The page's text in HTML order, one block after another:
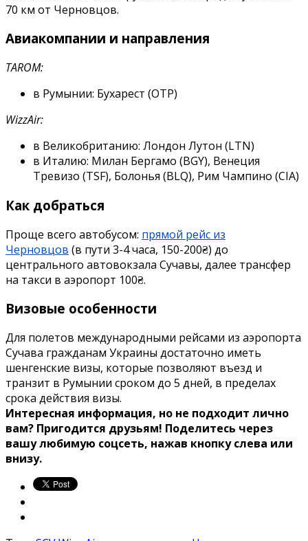
SCV).
Как
улететь
направления:
Венеция,
Рим,
Болонья
70 км от Черновцов.
Авиакомпании и направления
TAROM:
в Румынии: Бухарест (OTP)
WizzAir:
в Великобританию: Лондон Лутон (LTN)
в Италию: Милан Бергамо (BGY), Венеция
Тревизо (TSF), Болонья (BLQ), Рим Чампино (CIA)
Как добраться
Проще всего автобусом: прямой рейс из
Черновцов (в пути 3-4 часа, 150-200₴) до
центрального автовокзала Сучавы, далее трансфер
на такси в аэропорт 100₴.
Визовые особенности
Для полетов международными рейсами из аэропорта
Сучава гражданам Украины достаточно иметь
шенгенские визы, которые позволяют въезд и
транзит в Румынии сроком до 5 дней, в пределах
срока действия визы.
Интересная информация, но не подходит лично
вам? Пригодится друзьям! Поделитесь через
вашу любимую соцсеть, нажав кнопку слева или
внизу.